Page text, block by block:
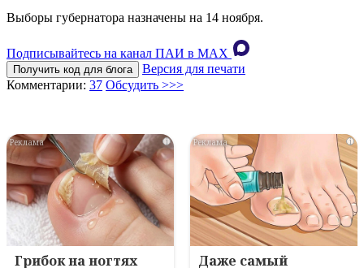
Выборы губернатора назначены на 14 ноября.
Подписывайтесь на канал ПАИ в MAХ
Получить код для блога
Версия для печати
Комментарии: 37 Обсудить >>>
i
Грибок на ногтях
i
Даже самый